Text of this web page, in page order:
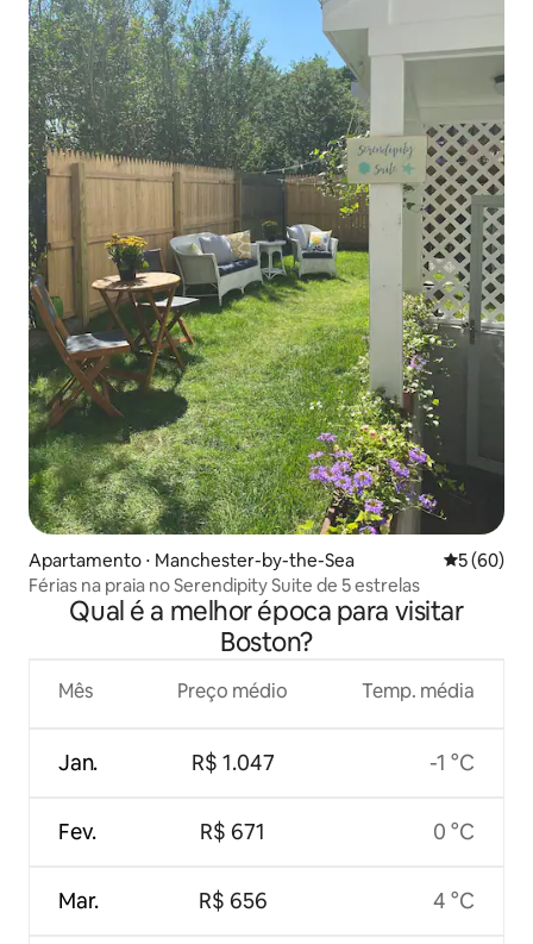
Apartamento ⋅ Manchester-by-the-Sea 5 de uma
5 (60)
Férias na praia no Serendipity Suite de 5 estrelas
Qual é a melhor época para visitar
Boston?
Mês
Jan.
Fev.
Mar.
Preço médio
R$ 1.047
R$ 671
R$ 656
Temp. média
-1 °C
0 °C
4 °C